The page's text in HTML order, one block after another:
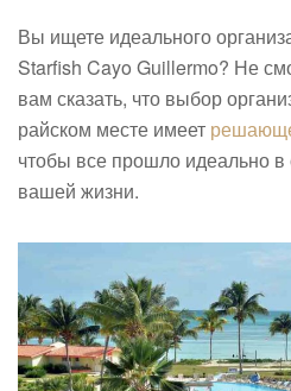
Вы ищете идеального
Starfish Cayo Guillermo? Не
вам сказать, что выбор
райском месте имеет
чтобы все прошло идеально
вашей жизни.